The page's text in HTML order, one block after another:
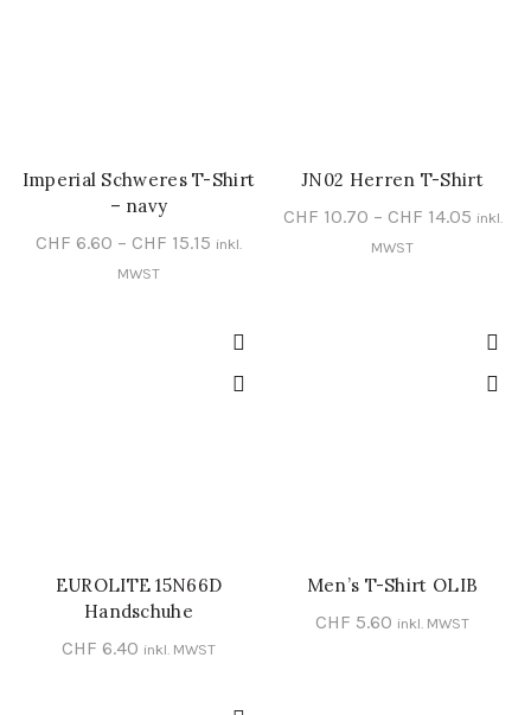
SCHNELL-EINKAUF
Imperial Schweres T-Shirt
– navy
CHF 6.60 – CHF 15.15 inkl.
MWST
SCHNELL-EINKAUF
JN02 Herren T-Shirt
CHF 10.70 – CHF 14.05 inkl.
MWST
SCHNELL-EINKAUF
EUROLITE 15N66D
Handschuhe
CHF 6.40 inkl. MWST
SCHNELL-EINKAUF
Men’s T-Shirt OLIB
CHF 5.60 inkl. MWST